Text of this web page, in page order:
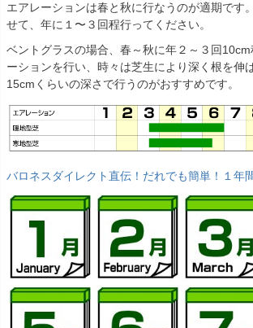
エアレーションは春と秋に行なうのが適期です
せて、年に１〜３回程行ってください。
ベントグラスの場合、春～秋に年２～３回
ーションを行い、時々は芝生により深く根を伸
15cmくらいの深さで行うのがおすすめです。
バロネスダイレクト直伝！だれでも簡単！１年